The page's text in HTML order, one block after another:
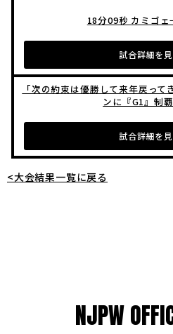
18分09秒 カミゴ
試合詳細を
「次の約束は優勝して来年戻っ
ンに『G1』制
試合詳細を
<大会結果一覧に戻る
NJPW